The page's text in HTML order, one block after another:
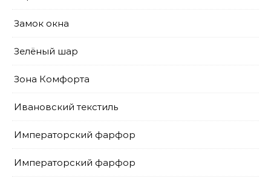
Замок окна
Зелёный шар
Зона Комфорта
Ивановский текстиль
Императорский фарфор
Императорский фарфор